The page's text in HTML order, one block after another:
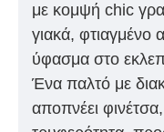
με κομψή chic
γιακά, φτιαγμένο
ύφασμα στο
Ένα παλτό με
αποπνέει